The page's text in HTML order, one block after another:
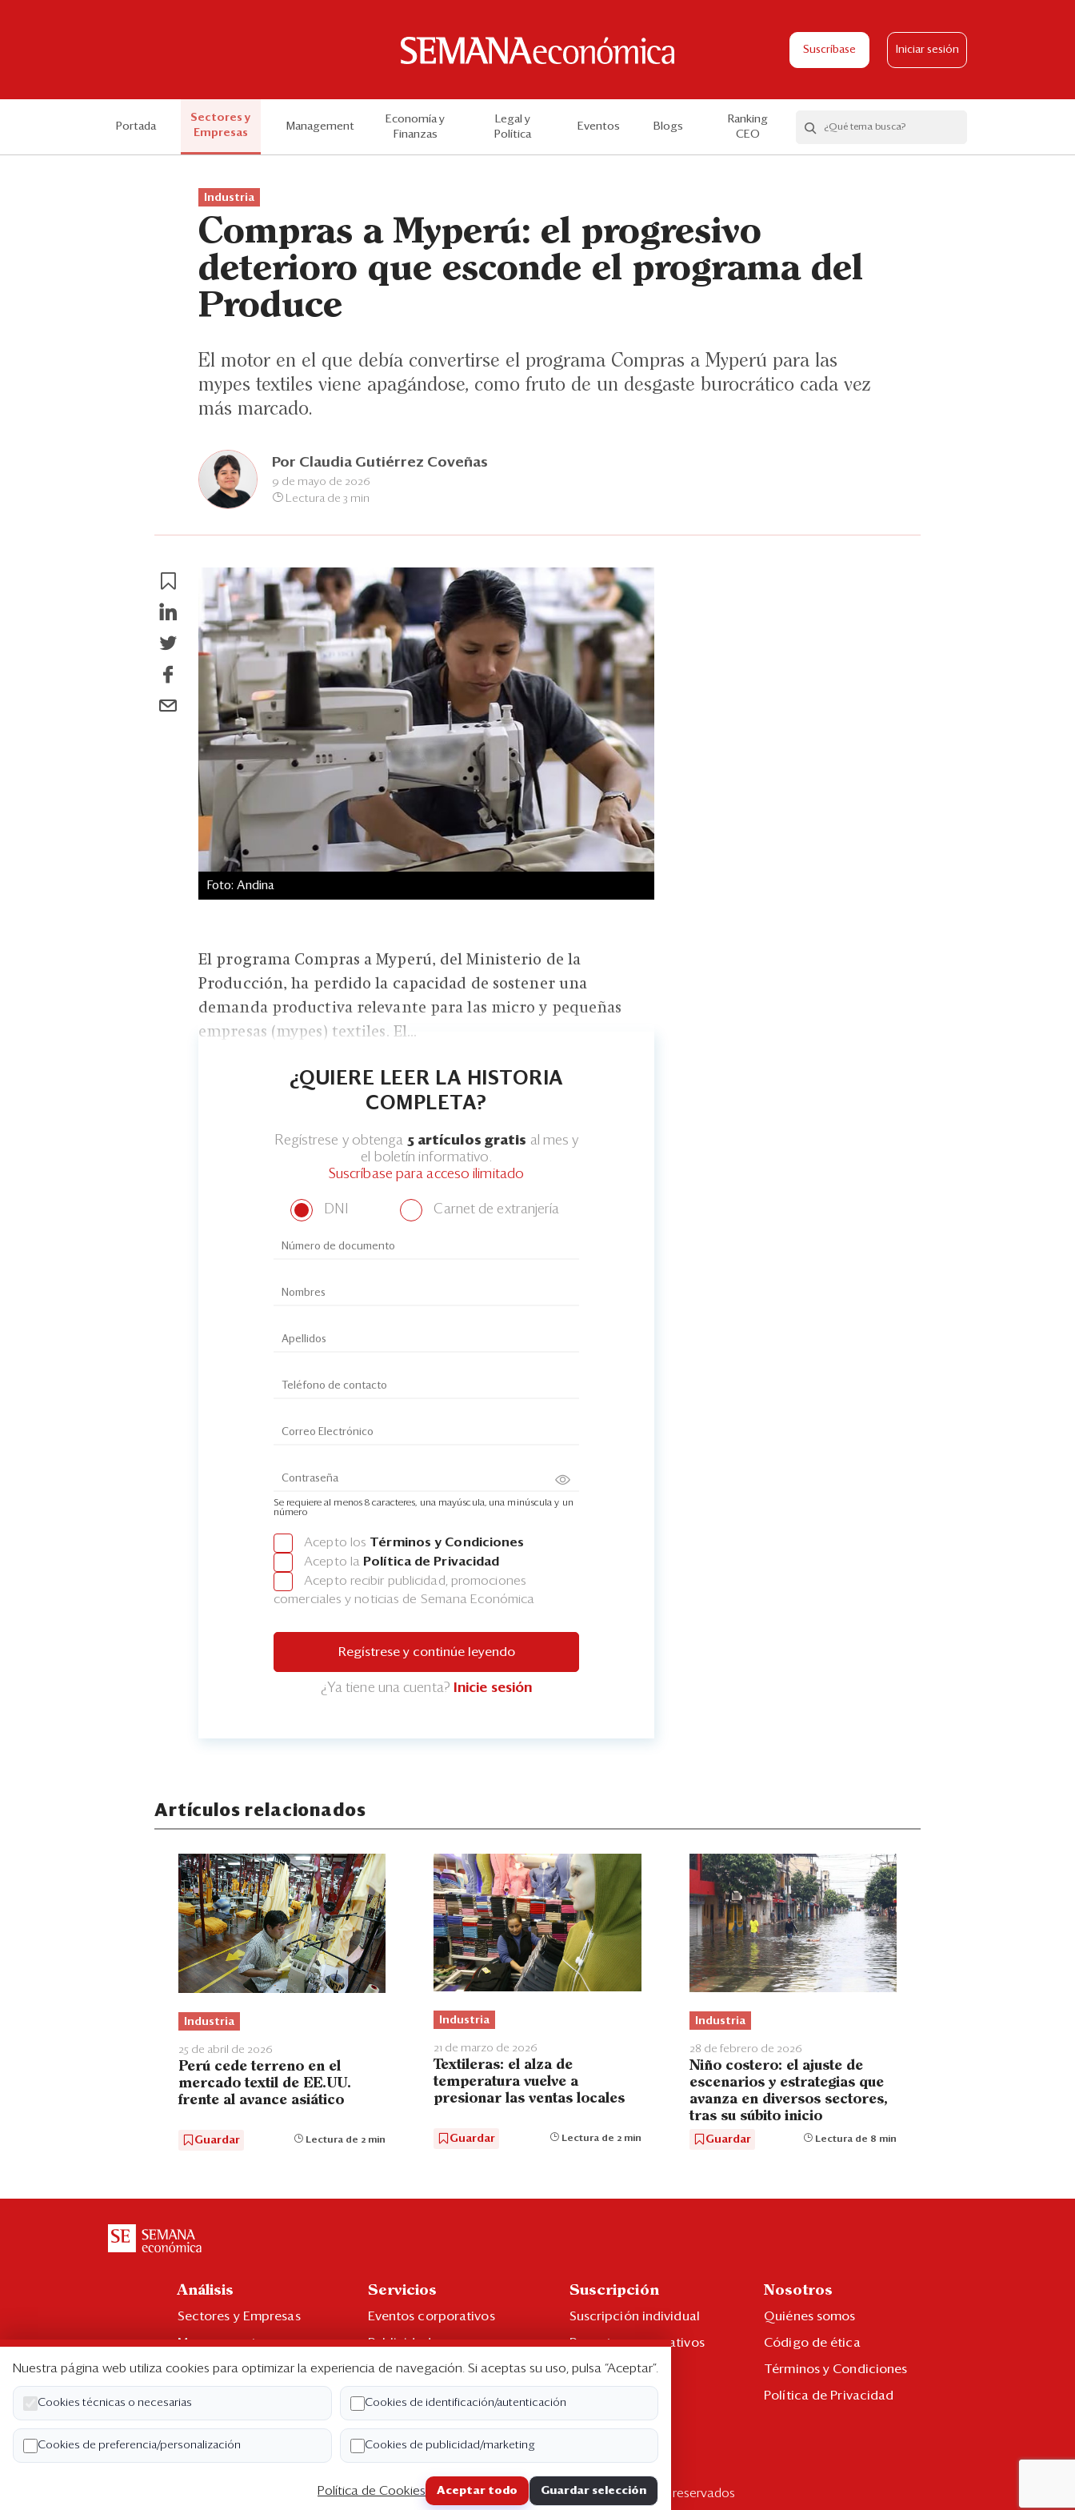
Suscríbase Iniciar sesión
Portada
Sectores y
Empresas
Management
Economía y
Finanzas
Legal y
Política
Eventos Blogs
Ranking
CEO
Industria
Compras a Myperú: el progresivo
deterioro que esconde el programa del
Produce
El motor en el que debía convertirse el programa Compras a Myperú para las
mypes textiles viene apagándose, como fruto de un desgaste burocrático cada vez
más marcado.
Por Claudia Gutiérrez Coveñas
9 de mayo de 2026
Lectura de 3 min
Foto: Andina
El programa Compras a Myperú, del Ministerio de la
Producción, ha perdido la capacidad de sostener una
demanda productiva relevante para las micro y pequeñas
empresas (mypes) textiles. El...
¿QUIERE LEER LA HISTORIA
COMPLETA?
Regístrese y obtenga 5 artículos gratis al mes y
el boletín informativo.
Suscríbase para acceso ilimitado
DNI Carnet de extranjería
Se requiere al menos 8 caracteres, una mayúscula, una minúscula y un
número
Acepto los Términos y Condiciones
Acepto la Política de Privacidad
Acepto recibir publicidad, promociones
comerciales y noticias de Semana Económica
Regístrese y continúe leyendo
¿Ya tiene una cuenta? Inicie sesión
Artículos relacionados
Industria
25 de abril de 2026
Perú cede terreno en el
mercado textil de EE.UU.
frente al avance asiático
Guardar Lectura de 2 min
Industria
21 de marzo de 2026
Textileras: el alza de
temperatura vuelve a
presionar las ventas locales
Guardar Lectura de 2 min
Industria
28 de febrero de 2026
Niño costero: el ajuste de
escenarios y estrategias que
avanza en diversos sectores,
tras su súbito inicio
Guardar Lectura de 8 min
Análisis
Sectores y Empresas
Management
Economía y Finanzas
Legal y Política
Ranking CEO
Blogs
Servicios
Eventos corporativos
Publicidad
Contáctenos
Libro de reclamaciones
Suscripción
Suscripción individual
Paquetes corporativos
Edición Impresa
Nosotros
Quiénes somos
Código de ética
Términos y Condiciones
Política de Privacidad
Copyright ©2026 Semana Económica. Todos los derechos reservados
Nuestra página web utiliza cookies para optimizar la experiencia de navegación. Si aceptas su uso, pulsa “Aceptar”.
Cookies técnicas o necesarias Cookies de identificación/autenticación
Cookies de preferencia/personalización Cookies de publicidad/marketing
Política de Cookies Aceptar todo Guardar selección